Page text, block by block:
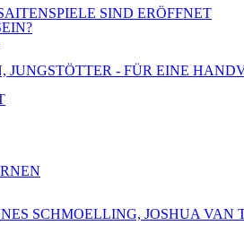
SIND ERÖFFNET
JUNGSTÖTTER - FÜR EINE
SCHMOELLING, JOSHUA VAN